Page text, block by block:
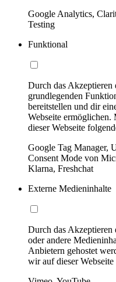
Google Analytics,
Testing
Funktional
Durch das
grundlegenden
bereitstellen und dir
Webseite
dieser Webseite
Google Tag Manager,
Consent Mode von
Klarna, Freshchat
Externe Medieninhalte
Durch das
oder andere
Anbietern gehostet
wir auf dieser